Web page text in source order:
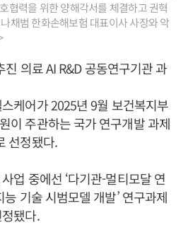
협력을 위한 양해각서를 체결하고 권혁
채범 한화손해보험 대표이사 사장와 악
의료 AI R&D 공동연구기관 과
케어가 2025년 9월 보건복지부
이 주관하는 국가 연구개발 과제
선정됐다.
업 중에선 ‘다기관-멀티모달 연
기술 시범모델 개발’ 연구과제
됐다.